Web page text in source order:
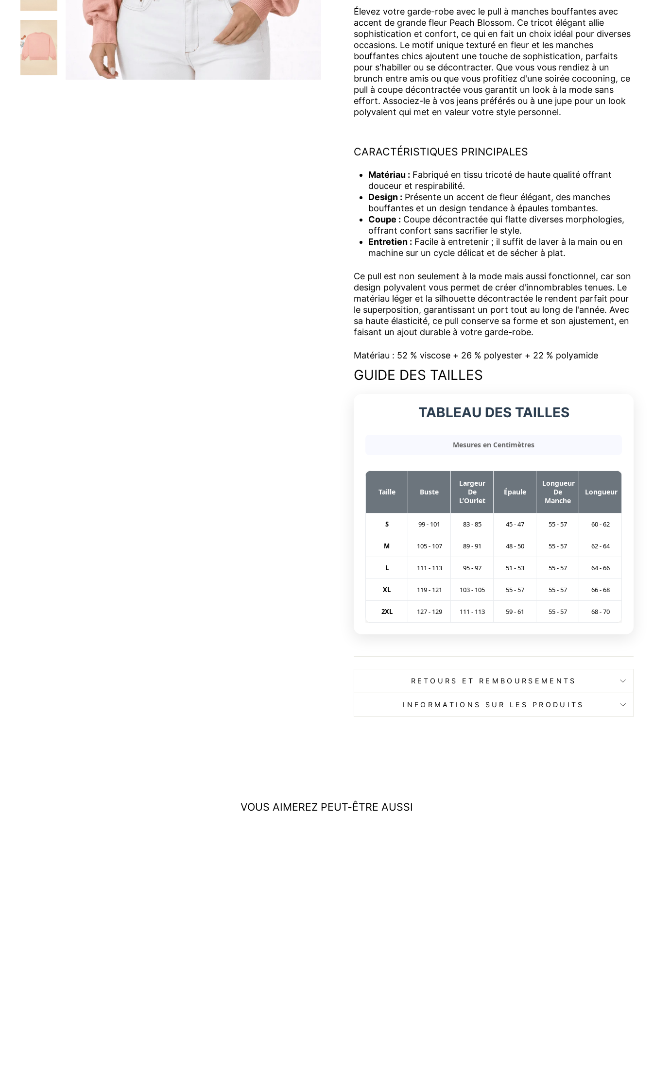
Élevez votre garde-robe avec le pull à manches bouffantes avec
accent de grande fleur Peach Blossom. Ce tricot élégant allie
sophistication et confort, ce qui en fait un choix idéal pour diverses
occasions. Le motif unique texturé en fleur et les manches
bouffantes chics ajoutent une touche de sophistication, parfaits
pour s'habiller ou se décontracter. Que vous vous rendiez à un
brunch entre amis ou que vous profitiez d'une soirée cocooning, ce
pull à coupe décontractée vous garantit un look à la mode sans
effort. Associez-le à vos jeans préférés ou à une jupe pour un look
polyvalent qui met en valeur votre style personnel.
CARACTÉRISTIQUES PRINCIPALES
Matériau : Fabriqué en tissu tricoté de haute qualité offrant
douceur et respirabilité.
Design : Présente un accent de fleur élégant, des manches
bouffantes et un design tendance à épaules tombantes.
Coupe : Coupe décontractée qui flatte diverses morphologies,
offrant confort sans sacrifier le style.
Entretien : Facile à entretenir ; il suffit de laver à la main ou en
machine sur un cycle délicat et de sécher à plat.
Ce pull est non seulement à la mode mais aussi fonctionnel, car son
design polyvalent vous permet de créer d'innombrables tenues. Le
matériau léger et la silhouette décontractée le rendent parfait pour
le superposition, garantissant un port tout au long de l'année. Avec
sa haute élasticité, ce pull conserve sa forme et son ajustement, en
faisant un ajout durable à votre garde-robe.
Matériau : 52 % viscose + 26 % polyester + 22 % polyamide
GUIDE DES TAILLES
TABLEAU DES TAILLES
Mesures en Centimètres
Taille Buste
Largeur
De
L’Ourlet
Épaule
Longueur
De
Manche
Longueur
S 99 - 101 83 - 85 45 - 47 55 - 57 60 - 62
M 105 - 107 89 - 91 48 - 50 55 - 57 62 - 64
L 111 - 113 95 - 97 51 - 53 55 - 57 64 - 66
XL 119 - 121 103 - 105 55 - 57 55 - 57 66 - 68
2XL 127 - 129 111 - 113 59 - 61 55 - 57 68 - 70
RETOURS ET REMBOURSEMENTS
INFORMATIONS SUR LES PRODUITS
VOUS AIMEREZ PEUT-ÊTRE AUSSI